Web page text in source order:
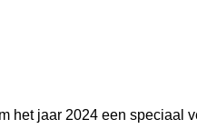
het jaar 2024 een speciaal